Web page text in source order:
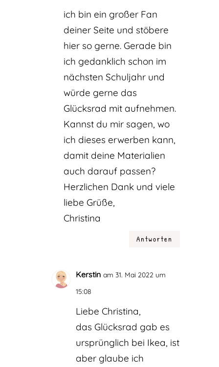
ich bin ein großer Fan
deiner Seite und stöbere
hier so gerne. Gerade bin
ich gedanklich schon im
nächsten Schuljahr und
würde gerne das
Glücksrad mit aufnehmen.
Kannst du mir sagen, wo
ich dieses erwerben kann,
damit deine Materialien
auch darauf passen?
Herzlichen Dank und viele
liebe Grüße,
Christina
Antworten
Kerstin am 31. Mai 2022 um
15:08
Liebe Christina,
das Glücksrad gab es
ursprünglich bei Ikea, ist
aber glaube ich